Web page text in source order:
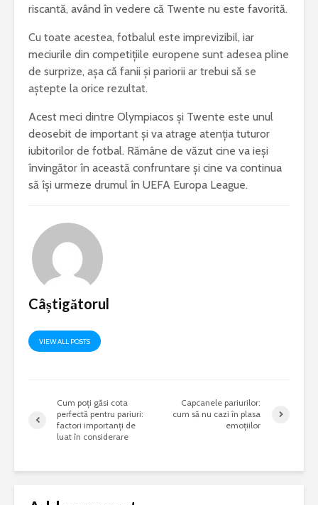
riscantă, având în vedere că Twente nu este favorită.
Cu toate acestea, fotbalul este imprevizibil, iar
meciurile din competițiile europene sunt adesea pline
de surprize, așa că fanii și pariorii ar trebui să se
aștepte la orice rezultat.
Acest meci dintre Olympiacos și Twente este unul
deosebit de important și va atrage atenția tuturor
iubitorilor de fotbal. Rămâne de văzut cine va ieși
învingător în această confruntare și cine va continua
să își urmeze drumul în UEFA Europa League.
Câștigătorul
VIEW ALL POSTS
Cum poți găsi cota
perfectă pentru pariuri:
factori importanți de
luat în considerare
Capcanele pariurilor:
cum să nu cazi în plasa
emoțiilor